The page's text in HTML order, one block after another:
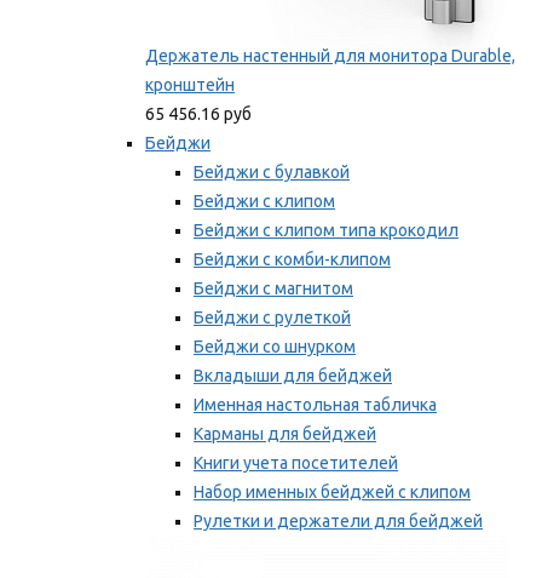
Держатель настенный для монитора Durable,
кронштейн
65 456.16 руб
Бейджи
Бейджи с булавкой
Бейджи с клипом
Бейджи с клипом типа крокодил
Бейджи с комби-клипом
Бейджи с магнитом
Бейджи с рулеткой
Бейджи со шнурком
Вкладыши для бейджей
Именная настольная табличка
Карманы для бейджей
Книги учета посетителей
Набор именных бейджей с клипом
Рулетки и держатели для бейджей